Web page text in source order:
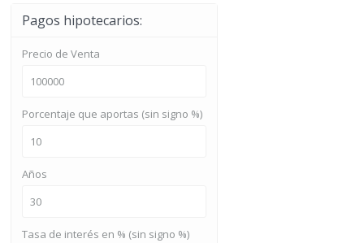
Pagos hipotecarios:
Precio de Venta
Porcentaje que aportas (sin signo %)
Años
Tasa de interés en % (sin signo %)